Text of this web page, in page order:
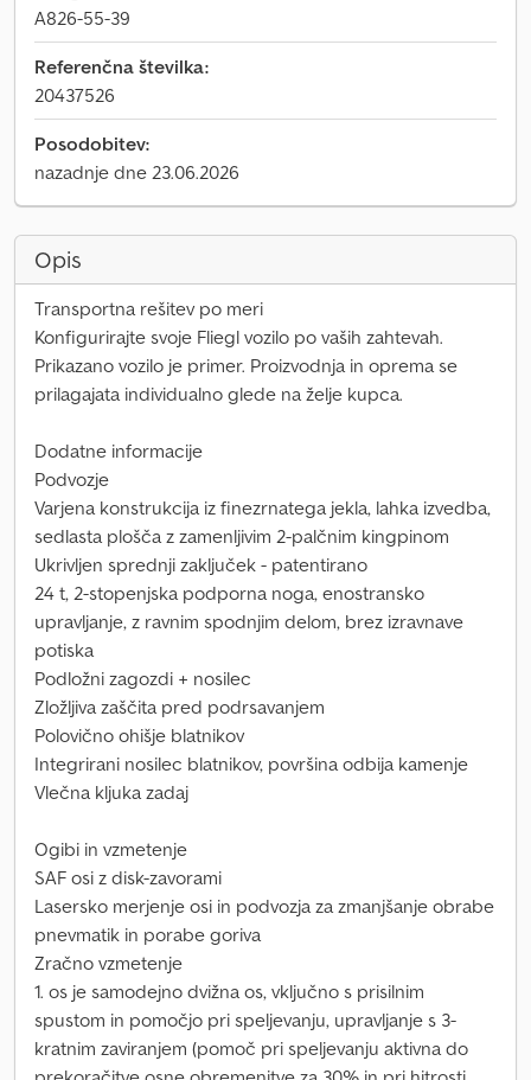
A826-55-39
Referenčna številka:
20437526
Posodobitev:
nazadnje dne 23.06.2026
Opis
Transportna rešitev po meri
Konfigurirajte svoje Fliegl vozilo po vaših zahtevah.
Prikazano vozilo je primer. Proizvodnja in oprema se
prilagajata individualno glede na želje kupca.
Dodatne informacije
Podvozje
Varjena konstrukcija iz finezrnatega jekla, lahka izvedba,
sedlasta plošča z zamenljivim 2-palčnim kingpinom
Ukrivljen sprednji zaključek - patentirano
24 t, 2-stopenjska podporna noga, enostransko
upravljanje, z ravnim spodnjim delom, brez izravnave
potiska
Podložni zagozdi + nosilec
Zložljiva zaščita pred podrsavanjem
Polovično ohišje blatnikov
Integrirani nosilec blatnikov, površina odbija kamenje
Vlečna kljuka zadaj
Ogibi in vzmetenje
SAF osi z disk-zavorami
Lasersko merjenje osi in podvozja za zmanjšanje obrabe
pnevmatik in porabe goriva
Zračno vzmetenje
1. os je samodejno dvižna os, vključno s prisilnim
spustom in pomočjo pri speljevanju, upravljanje s 3-
kratnim zaviranjem (pomoč pri speljevanju aktivna do